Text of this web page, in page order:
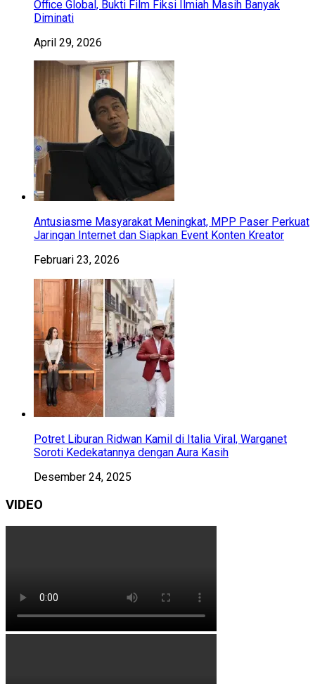
Office Global, Bukti Film Fiksi Ilmiah Masih Banyak
Diminati
April 29, 2026
Antusiasme Masyarakat Meningkat, MPP Paser Perkuat
Jaringan Internet dan Siapkan Event Konten Kreator
Februari 23, 2026
Potret Liburan Ridwan Kamil di Italia Viral, Warganet
Soroti Kedekatannya dengan Aura Kasih
Desember 24, 2025
VIDEO